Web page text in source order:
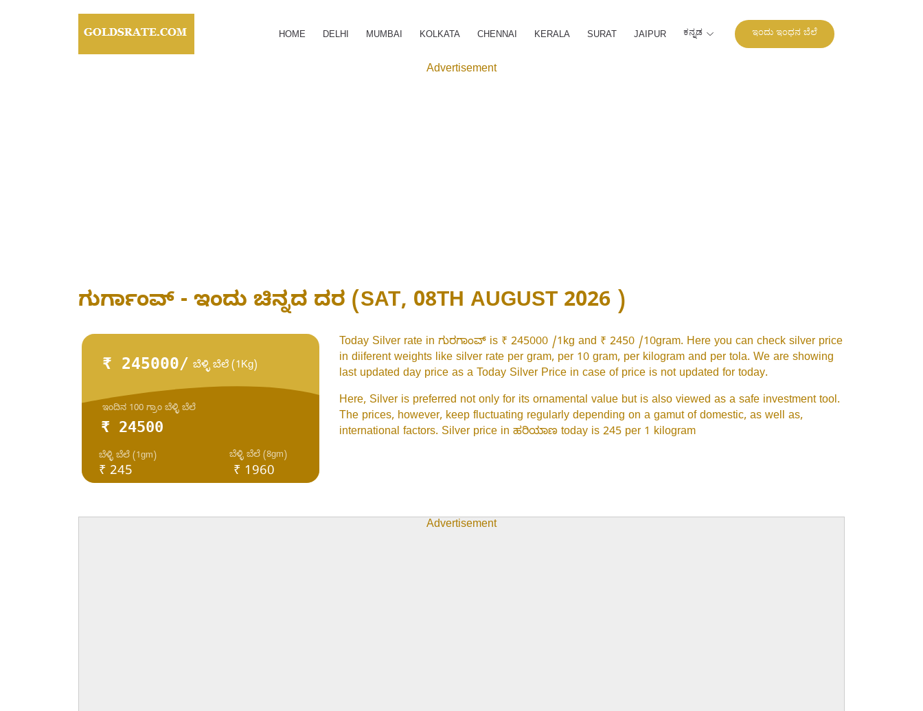
HOME DELHI MUMBAI KOLKATA CHENNAI KERALA SURAT JAIPUR ಕನ್ನಡ ಇಂದು ಇಂಧನ ಬೆಲೆ
Advertisement
ಗುರ್ಗಾಂವ್ - ಇಂದು ಚಿನ್ನದ ದರ (SAT, 08TH AUGUST 2026 )
₹ 245000/ ಬೆಳ್ಳಿ ಬೆಲೆ (1Kg)
₹ 24500
₹ 245
ಬೆಳ್ಳಿ ಬೆಲೆ (1gm) ಬೆಳ್ಳಿ ಬೆಲೆ (8gm)
ಇಂದಿನ 100 ಗ್ರಾಂ ಬೆಳ್ಳಿ ಬೆಲೆ
₹ 1960
Today Silver rate in ಗುರಗಾಂವ್ is ₹ 245000 /1kg and ₹ 2450 /10gram. Here you can check silver price
in diiferent weights like silver rate per gram, per 10 gram, per kilogram and per tola. We are showing
last updated day price as a Today Silver Price in case of price is not updated for today.
Here, Silver is preferred not only for its ornamental value but is also viewed as a safe investment tool.
The prices, however, keep fluctuating regularly depending on a gamut of domestic, as well as,
international factors. Silver price in ಹರಿಯಾಣ today is 245 per 1 kilogram
Advertisement